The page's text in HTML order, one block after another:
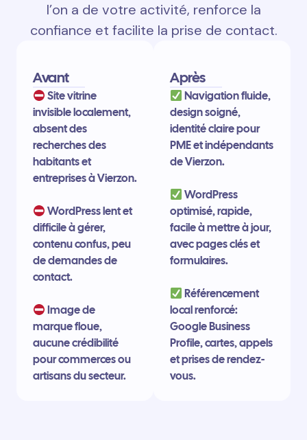
l’on a de votre activité, renforce la
confiance et facilite la prise de contact.
Avant
Site vitrine
invisible localement,
absent des
recherches des
habitants et
entreprises à Vierzon.
WordPress lent et
difficile à gérer,
contenu confus, peu
de demandes de
contact.
Image de
marque floue,
aucune crédibilité
pour commerces ou
artisans du secteur.
Après
Navigation fluide,
design soigné,
identité claire pour
PME et indépendants
de Vierzon.
WordPress
optimisé, rapide,
facile à mettre à jour,
avec pages clés et
formulaires.
Référencement
local renforcé:
Google Business
Profile, cartes, appels
et prises de rendez-
vous.